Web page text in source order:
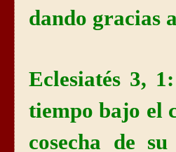
dando gracias
Eclesiatés 3,
tiempo bajo el
cosecha de